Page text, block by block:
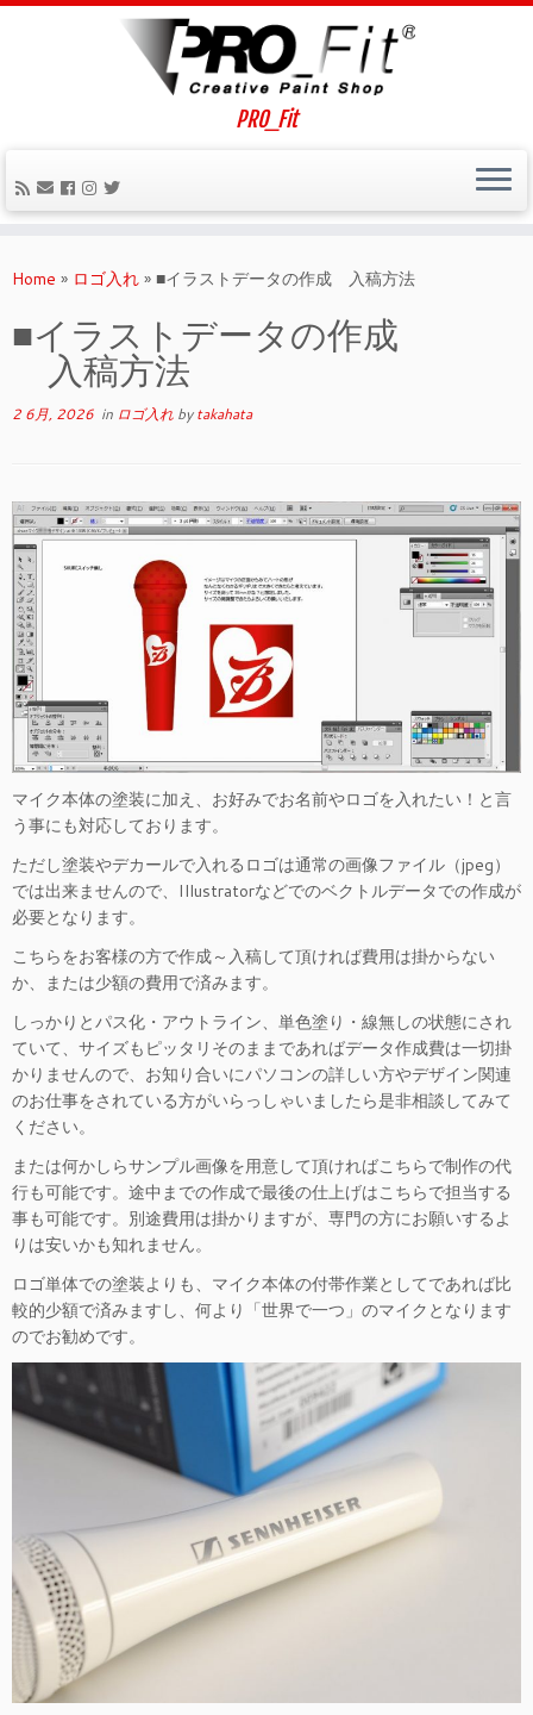
PRO_Fit
Home » ロゴ入れ » ■イラストデータの作成 入稿方法
■イラストデータの作成
入稿方法
2 6月, 2026 in ロゴ入れ bytakahata
マイク本体の塗装に加え、お好みでお名前やロゴを入れたい！と言
う事にも対応しております。
ただし塗装やデカールで入れるロゴは通常の画像ファイル（jpeg）
では出来ませんので、Illustratorなどでのベクトルデータでの作成が
必要となります。
こちらをお客様の方で作成～入稿して頂ければ費用は掛からない
か、または少額の費用で済みます。
しっかりとパス化・アウトライン、単色塗り・線無しの状態にされ
ていて、サイズもピッタリそのままであればデータ作成費は一切掛
かりませんので、お知り合いにパソコンの詳しい方やデザイン関連
のお仕事をされている方がいらっしゃいましたら是非相談してみて
ください。
または何かしらサンプル画像を用意して頂ければこちらで制作の代
行も可能です。途中までの作成で最後の仕上げはこちらで担当する
事も可能です。別途費用は掛かりますが、専門の方にお願いするよ
りは安いかも知れません。
ロゴ単体での塗装よりも、マイク本体の付帯作業としてであれば比
較的少額で済みますし、何より「世界で一つ」のマイクとなります
のでお勧めです。